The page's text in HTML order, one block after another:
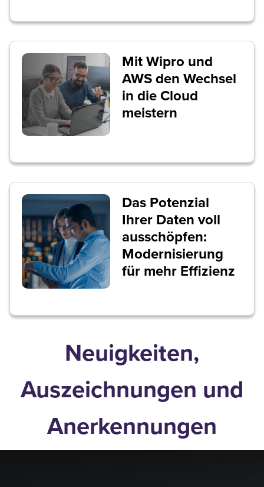
Mit Wipro und
AWS den Wechsel
in die Cloud
meistern
Das Potenzial
Ihrer Daten voll
ausschöpfen:
Modernisierung
für mehr Effizienz
Neuigkeiten,
Auszeichnungen und
Anerkennungen